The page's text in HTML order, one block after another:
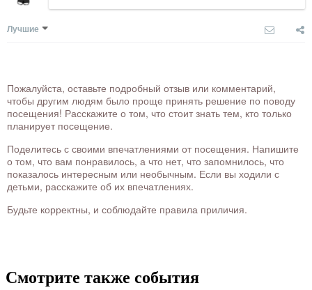
Лучшие
Пожалуйста, оставьте подробный отзыв или комментарий,
чтобы другим людям было проще принять решение по поводу
посещения! Расскажите о том, что стоит знать тем, кто только
планирует посещение.
Поделитесь с своими впечатлениями от посещения. Напишите
о том, что вам понравилось, а что нет, что запомнилось, что
показалось интересным или необычным. Если вы ходили с
детьми, расскажите об их впечатлениях.
Будьте корректны, и соблюдайте правила приличия.
Смотрите также события